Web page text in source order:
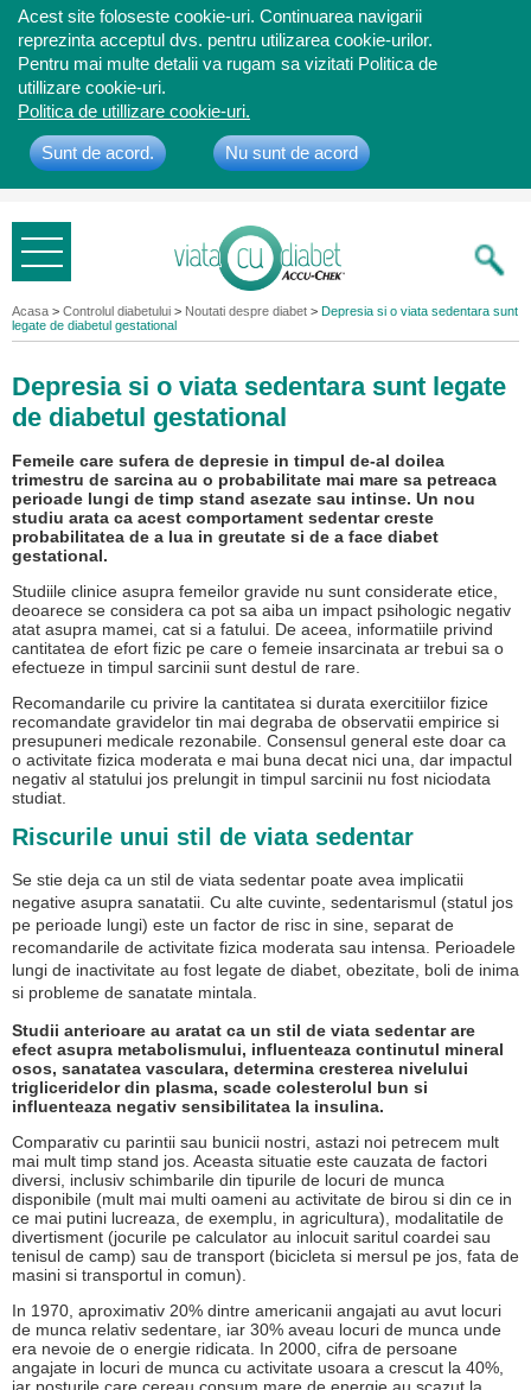
Acest site foloseste cookie-uri. Continuarea navigarii
reprezinta acceptul dvs. pentru utilizarea cookie-urilor.
Pentru mai multe detalii va rugam sa vizitati Politica de
utillizare cookie-uri.
Politica de utillizare cookie-uri.
Sunt de acord. Nu sunt de acord
Bine ati
venit
Acasa > Controlul diabetului > Noutati despre diabet > Depresia si o viata sedentara sunt
legate de diabetul gestational
Depresia si o viata sedentara sunt legate
de diabetul gestational
Femeile care sufera de depresie in timpul de-al doilea
trimestru de sarcina au o probabilitate mai mare sa petreaca
perioade lungi de timp stand asezate sau intinse. Un nou
studiu arata ca acest comportament sedentar creste
probabilitatea de a lua in greutate si de a face diabet
gestational.
Studiile clinice asupra femeilor gravide nu sunt considerate etice,
deoarece se considera ca pot sa aiba un impact psihologic negativ
atat asupra mamei, cat si a fatului. De aceea, informatiile privind
cantitatea de efort fizic pe care o femeie insarcinata ar trebui sa o
efectueze in timpul sarcinii sunt destul de rare.
Recomandarile cu privire la cantitatea si durata exercitiilor fizice
recomandate gravidelor tin mai degraba de observatii empirice si
presupuneri medicale rezonabile. Consensul general este doar ca
o activitate fizica moderata e mai buna decat nici una, dar impactul
negativ al statului jos prelungit in timpul sarcinii nu fost niciodata
studiat.
Riscurile unui stil de viata sedentar
Se stie deja ca un stil de viata sedentar poate avea implicatii
negative asupra sanatatii. Cu alte cuvinte, sedentarismul (statul jos
pe perioade lungi) este un factor de risc in sine, separat de
recomandarile de activitate fizica moderata sau intensa. Perioadele
lungi de inactivitate au fost legate de diabet, obezitate, boli de inima
si probleme de sanatate mintala.
Studii anterioare au aratat ca un stil de viata sedentar are
efect asupra metabolismului, influenteaza continutul mineral
osos, sanatatea vasculara, determina cresterea nivelului
trigliceridelor din plasma, scade colesterolul bun si
influenteaza negativ sensibilitatea la insulina.
Comparativ cu parintii sau bunicii nostri, astazi noi petrecem mult
mai mult timp stand jos. Aceasta situatie este cauzata de factori
diversi, inclusiv schimbarile din tipurile de locuri de munca
disponibile (mult mai multi oameni au activitate de birou si din ce in
ce mai putini lucreaza, de exemplu, in agricultura), modalitatile de
divertisment (jocurile pe calculator au inlocuit saritul coardei sau
tenisul de camp) sau de transport (bicicleta si mersul pe jos, fata de
masini si transportul in comun).
In 1970, aproximativ 20% dintre americanii angajati au avut locuri
de munca relativ sedentare, iar 30% aveau locuri de munca unde
era nevoie de o energie ridicata. In 2000, cifra de persoane
angajate in locuri de munca cu activitate usoara a crescut la 40%,